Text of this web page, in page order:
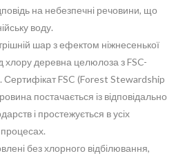
на небезпечні речовини, що
воду.
шар з ефектом ніжнесенької
хлору деревна целюлоза з FSC-
FSC (Forest Stewardship
постачається із відповідально
і простежується в усіх
без хлорного відбілювання,